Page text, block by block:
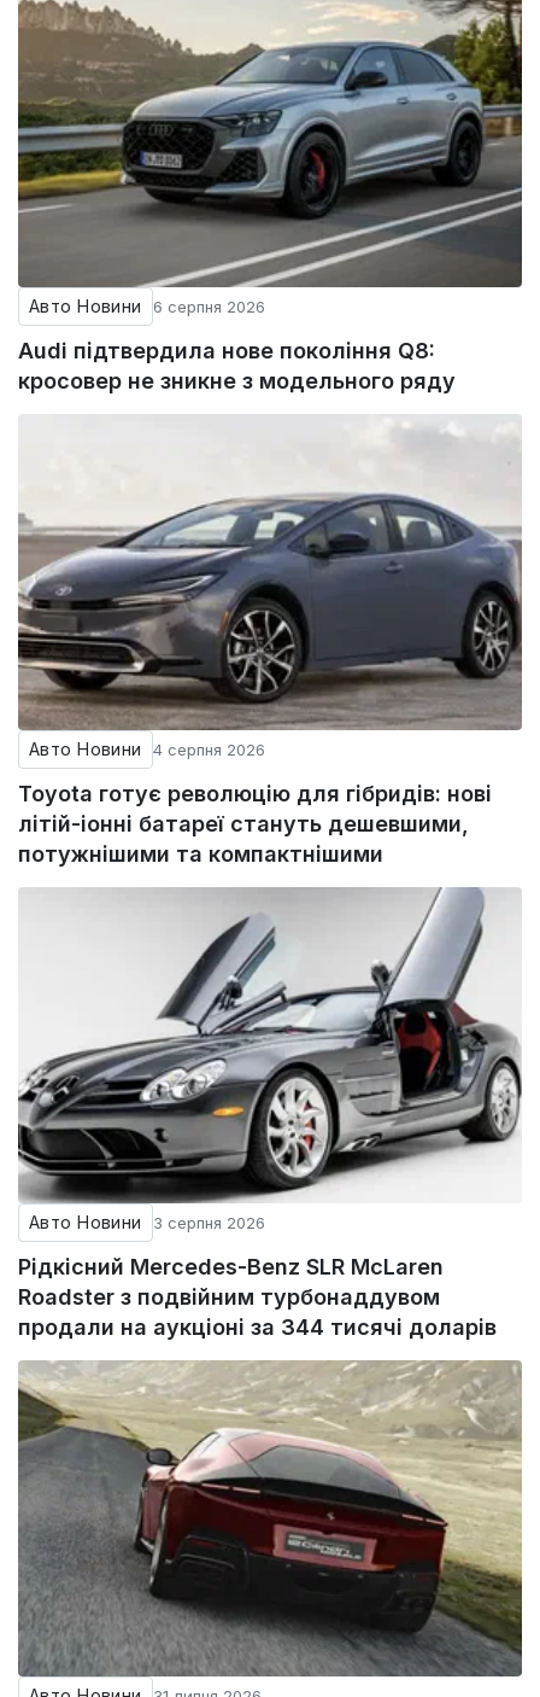
Авто Новини 6 серпня 2026
Audi підтвердила нове покоління Q8:
кросовер не зникне з модельного ряду
Авто Новини 4 серпня 2026
Toyota готує революцію для гібридів: нові
літій-іонні батареї стануть дешевшими,
потужнішими та компактнішими
Авто Новини 3 серпня 2026
Рідкісний Mercedes-Benz SLR McLaren
Roadster з подвійним турбонаддувом
продали на аукціоні за 344 тисячі доларів